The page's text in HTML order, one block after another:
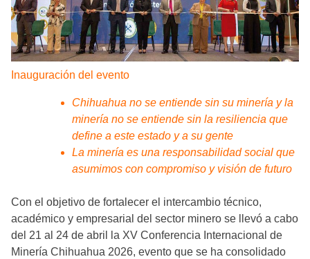
Inauguración del evento
Chihuahua no se entiende sin su minería y la
minería no se entiende sin la resiliencia que
define a este estado y a su gente
La minería es una responsabilidad social que
asumimos con compromiso y visión de futuro
Con el objetivo de fortalecer el intercambio técnico,
académico y empresarial del sector minero se llevó a cabo
del 21 al 24 de abril la XV Conferencia Internacional de
Minería Chihuahua 2026, evento que se ha consolidado